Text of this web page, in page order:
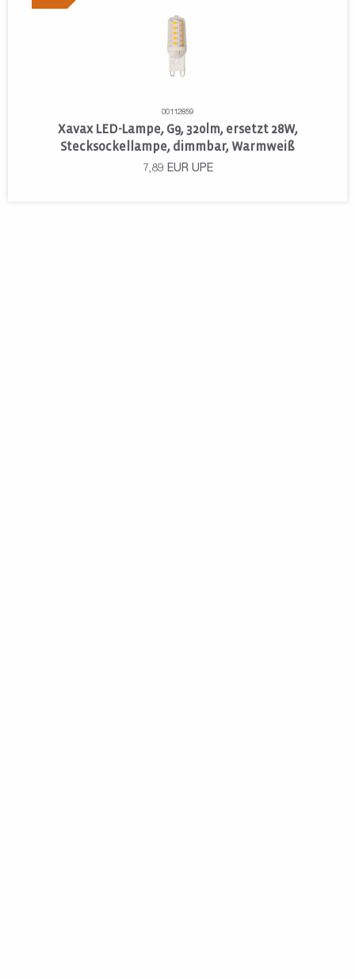
00112859
Xavax LED-Lampe, G9, 320lm, ersetzt 28W,
Stecksockellampe, dimmbar, Warmweiß
7,89 EUR UPE